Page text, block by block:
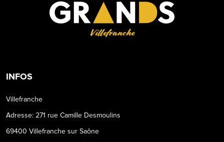
Villefranche
INFOS
Villefranche
Adresse: 271 rue Camille Desmoulins
69400 Villefranche sur Saône